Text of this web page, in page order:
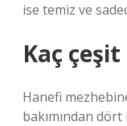
ise temiz ve
Kaç
Hanefi
bakımından dört